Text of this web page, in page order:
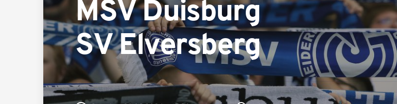
MSV Duisburg
SV Elversberg